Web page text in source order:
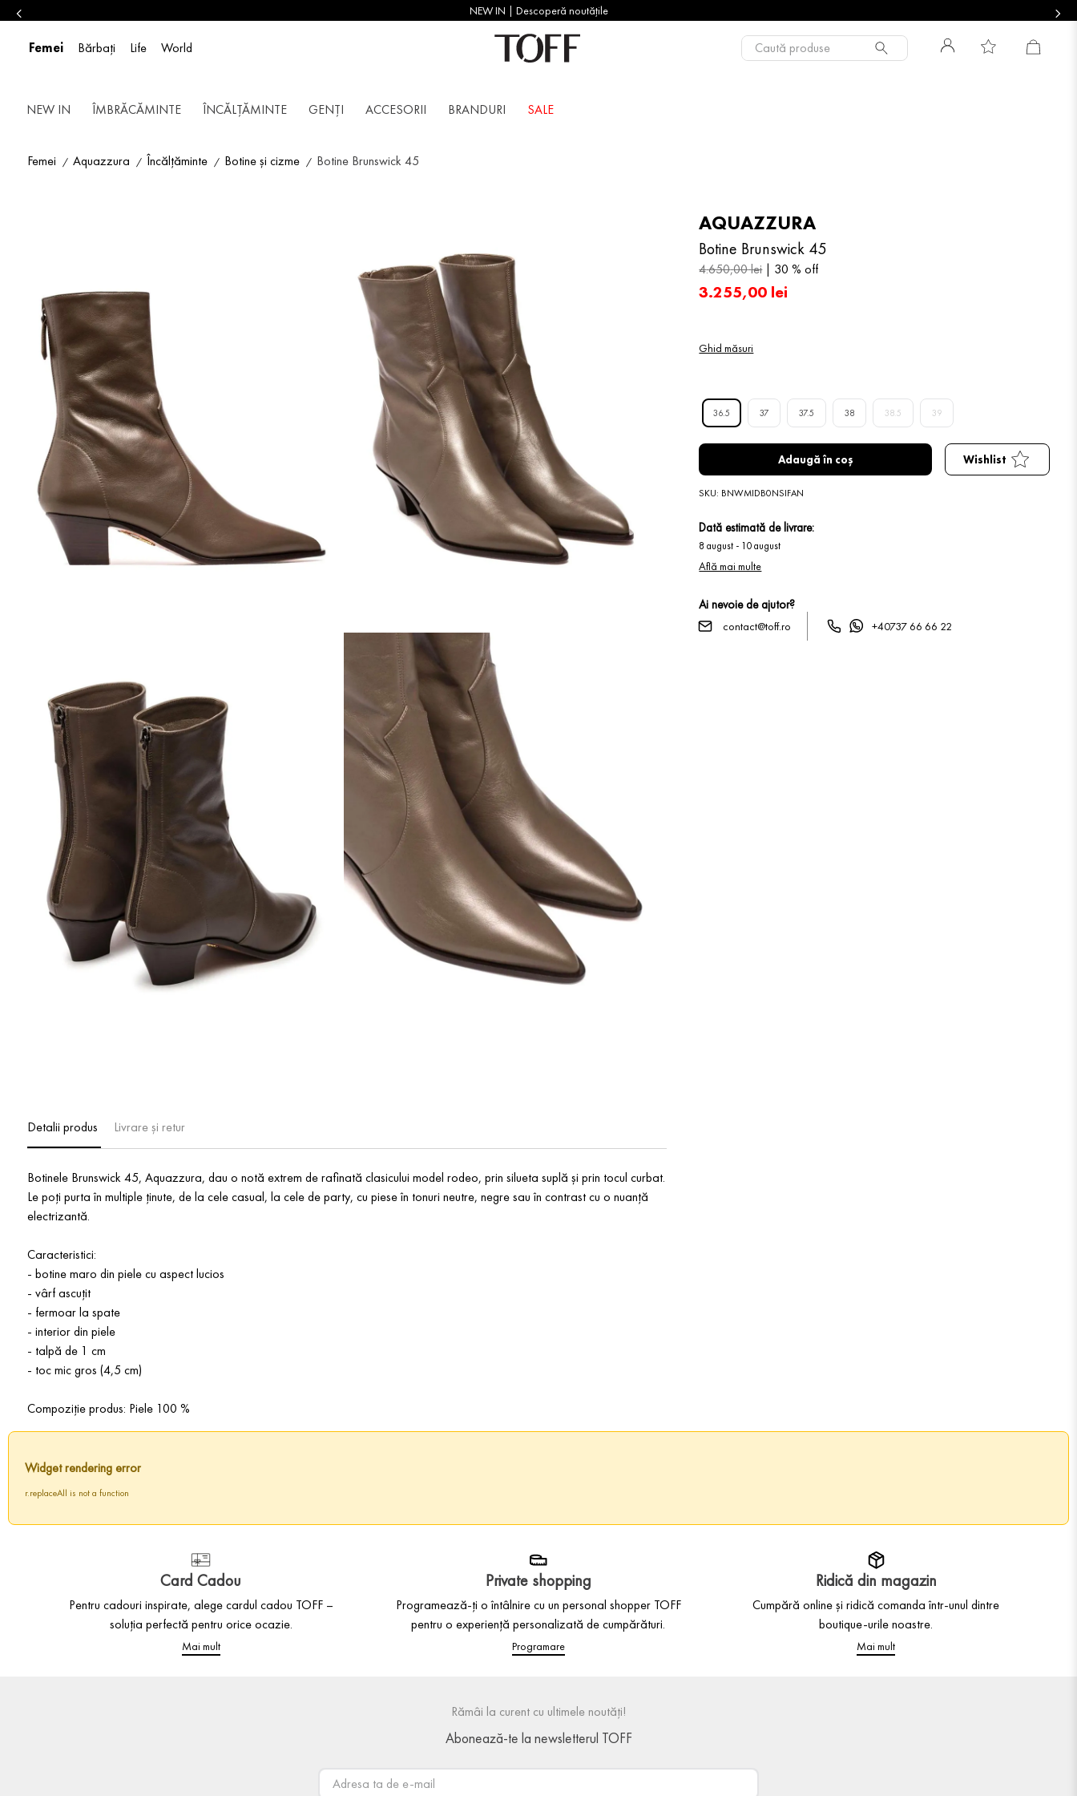
NEW IN | Descoperă noutățile
Femei Bărbați Life World Caută produse
NEW IN ÎMBRĂCĂMINTE ÎNCĂLȚĂMINTE GENȚI ACCESORII BRANDURI SALE
Femei Aquazzura Încălțăminte Botine și cizme Botine Brunswick 45
AQUAZZURA
Botine Brunswick 45
4.650,00lei 30 % off
3.255,00 lei
Ghid măsuri
36.5 37 37.5 38 38.5 39
Adaugă în coș Wishlist
SKU: BNWMIDB0NSIFAN
Dată estimată de livrare:
8 august - 10 august
Află mai multe
Ai nevoie de ajutor?
contact@toff.ro +40737 66 66 22
Detalii produs Livrare și retur
Botinele Brunswick 45, Aquazzura, dau o notă extrem de rafinată clasicului model rodeo, prin silueta suplă și prin tocul curbat.
Le poți purta în multiple ținute, de la cele casual, la cele de party, cu piese în tonuri neutre, negre sau în contrast cu o nuanță
electrizantă.
Caracteristici:
- botine maro din piele cu aspect lucios
- vârf ascuțit
- fermoar la spate
- interior din piele
- talpă de 1 cm
- toc mic gros (4,5 cm)
Compoziție produs: Piele 100 %
Widget rendering error
r.replaceAll is not a function
Card Cadou
Pentru cadouri inspirate, alege cardul cadou TOFF –
soluția perfectă pentru orice ocazie.
Mai mult
Private shopping
Programează-ți o întâlnire cu un personal shopper TOFF
pentru o experiență personalizată de cumpărături.
Programare
Ridică din magazin
Cumpără online și ridică comanda într-unul dintre
boutique-urile noastre.
Mai mult
Rămâi la curent cu ultimele noutăți!
Abonează-te la newsletterul TOFF